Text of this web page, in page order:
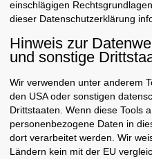
einschlägigen
dieser Datenschutzerklärung
Hinweis zur
und sonstige
Wir verwenden unter anderem
den USA oder sonstigen
Drittstaaten. Wenn diese Tools
personenbezogene Daten in
dort verarbeitet werden. Wir
Ländern kein mit der EU